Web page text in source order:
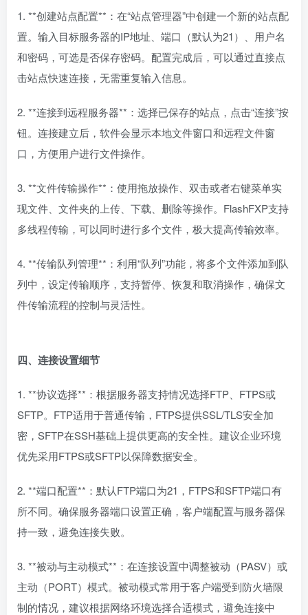
1. **创建站点配置**：在“站点管理器”中创建一个新的站点配
置。输入目标服务器的IP地址、端口（默认为21）、用户名
和密码，可选是否保存密码。配置完成后，可以通过直接点
击站点快速连接，无需重复输入信息。
2. **连接到远程服务器**：选择已保存的站点，点击“连接”按
钮。连接建立后，软件会显示本地文件窗口和远程文件窗
口，方便用户进行文件操作。
3. **文件传输操作**：使用拖放操作、双击或者右键菜单实
现文件、文件夹的上传、下载、删除等操作。FlashFXP支持
多线程传输，可以同时进行多个文件，极大提高传输效率。
4. **传输队列管理**：利用“队列”功能，将多个文件添加到队
列中，设定传输顺序，支持暂停、恢复和取消操作，确保文
件传输流程的控制与灵活性。
四、连接设置细节
1. **协议选择**：根据服务器支持情况选择FTP、FTPS或
SFTP。FTP适用于普通传输，FTPS提供SSL/TLS安全加
密，SFTP在SSH基础上提供更高的安全性。建议企业环境
优先采用FTPS或SFTP以保障数据安全。
2. **端口配置**：默认FTP端口为21，FTPS和SFTP端口有
所不同。确保服务器端口设置正确，客户端配置与服务器保
持一致，避免连接失败。
3. **被动与主动模式**：在连接设置中调整被动（PASV）或
主动（PORT）模式。被动模式常用于客户端受到防火墙限
制的情况，建议根据网络环境选择合适模式，避免连接中